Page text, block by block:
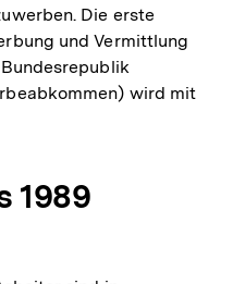
Die erste
und Vermittlung
wird mit
1989